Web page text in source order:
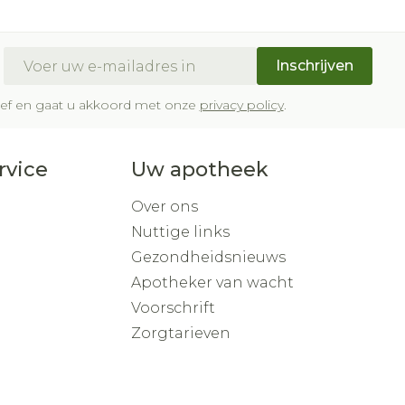
Inschrijven
en gaat u akkoord met onze privacy policy.
Uw apotheek
Over ons
Nuttige links
Gezondheidsnieuws
Apotheker van wacht
Voorschrift
Zorgtarieven